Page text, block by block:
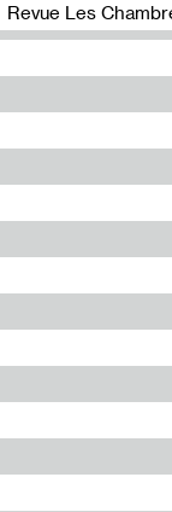
Revue Les